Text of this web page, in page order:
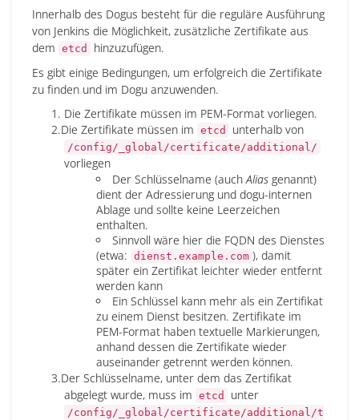
Innerhalb des Dogus besteht für die reguläre Ausführung
von Jenkins die Möglichkeit, zusätzliche Zertifikate aus
dem etcd
hinzuzufügen.
Es gibt einige Bedingungen, um erfolgreich die Zertifikate
zu finden und im Dogu anzuwenden.
Die Zertifikate müssen im PEM-Format vorliegen.
Die Zertifikate müssen im etcd unterhalb von
/config/_global/certificate/additional/
vorliegen
Der Schlüsselname (auchAlias genannt)
dient der Adressierung und dogu-internen
Ablage und sollte keine Leerzeichen
enthalten.
Sinnvoll wäre hier die FQDN des Dienstes
(etwa: dienst.example.com ), damit
später ein Zertifikat leichter wieder entfernt
werden kann
Ein Schlüssel kann mehr als ein Zertifikat
zu einem Dienst besitzen. Zertifikate im
PEM-Format haben textuelle Markierungen,
anhand dessen die Zertifikate wieder
auseinander getrennt werden können.
Der Schlüsselname, unter dem das Zertifikat
abgelegt wurde, muss im etcd unter
/config/_global/certificate/additional/t